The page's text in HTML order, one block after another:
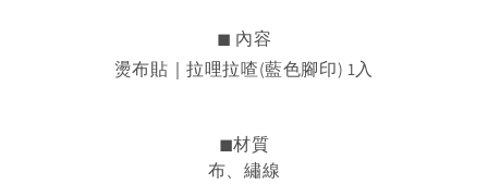
◼︎ 內容
燙布貼｜拉哩拉喳(藍色腳印) 1入
◼︎材質
布、繡線